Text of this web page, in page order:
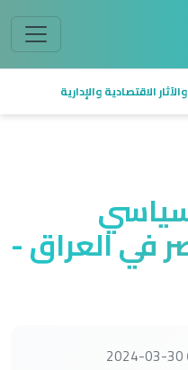
الاقتصادية والإدارية
في العراق -
2024-03-30